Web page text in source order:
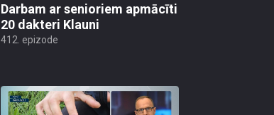
Darbam ar senioriem apmācīti
20 dakteri Klauni
412. epizode